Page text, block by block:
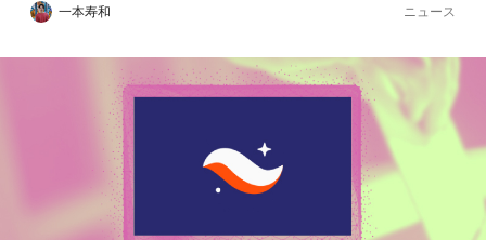
一本寿和 ニュース